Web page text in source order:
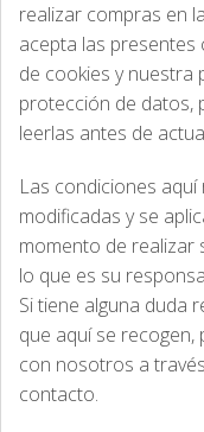
realizar compras en
acepta las presentes
de cookies y nuestra
protección de datos,
leerlas antes de
Las condiciones
modificadas y se
momento de realizar
lo que es su
Si tiene alguna duda
que aquí se
con nosotros a
contacto.